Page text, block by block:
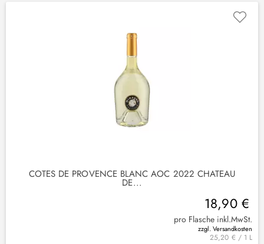
COTES DE PROVENCE BLANC AOC 2022 CHATEAU
DE...
18,90 €
pro Flasche inkl.MwSt.
zzgl. Versandkosten
25,20 € / 1 L